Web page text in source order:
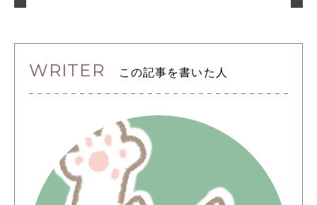
WRITER この記事を書いた人